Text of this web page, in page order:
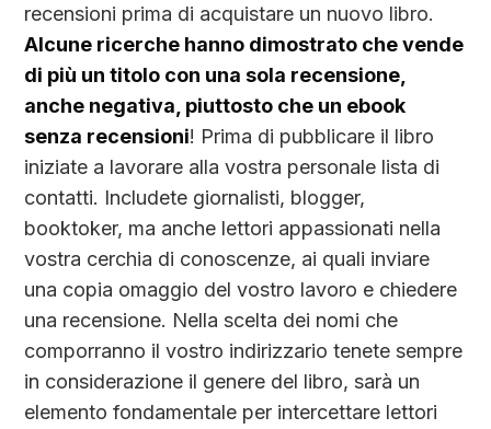
recensioni prima di acquistare un nuovo libro.
Alcune ricerche hanno dimostrato che vende
di più un titolo con una sola recensione,
anche negativa, piuttosto che un ebook
senza recensioni! Prima di pubblicare il libro
iniziate a lavorare alla vostra personale lista di
contatti. Includete giornalisti, blogger,
booktoker, ma anche lettori appassionati nella
vostra cerchia di conoscenze, ai quali inviare
una copia omaggio del vostro lavoro e chiedere
una recensione. Nella scelta dei nomi che
comporranno il vostro indirizzario tenete sempre
in considerazione il genere del libro, sarà un
elemento fondamentale per intercettare lettori